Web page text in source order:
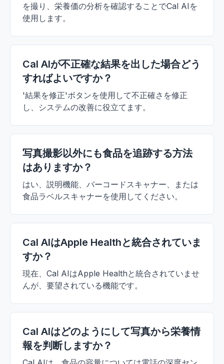
を撮り、栄養価の分析を確認することでCal AIを
使用します。
Cal AIが不正確な結果を出した場合どう
すればよいですか？
'結果を修正'ボタンを使用して不正確さを修正
し、システムの改善に役立てます。
写真撮影以外にも食品を追跡する方法
はありますか？
はい、説明機能、バーコードスキャナー、または
食品ラベルスキャナーを使用してください。
Cal AIはApple Healthと統合されていま
すか？
現在、Cal AIはApple Healthと統合されていませ
んが、要望されている機能です。
Cal AIはどのようにして写真から栄養情
報を判断しますか？